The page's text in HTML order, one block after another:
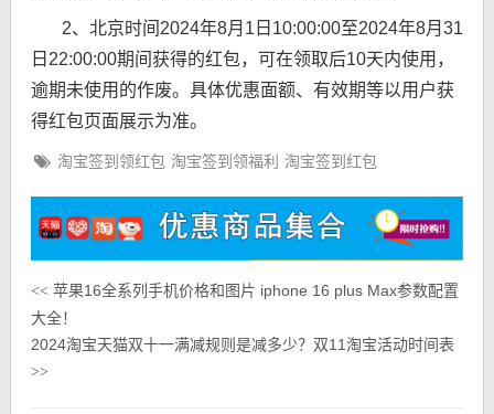
2、北京时间2024年8月1日10:00:00至2024年8月31
日22:00:00期间获得的红包，可在领取后10天内使用，
逾期未使用的作废。具体优惠面额、有效期等以用户获
得红包页面展示为准。
淘宝签到领红包 淘宝签到领福利 淘宝签到红包
<<苹果16全系列手机价格和图片 ‌iphone 16 plus ‌Max参数配置
大全！
2024淘宝天猫双十一满减规则是减多少？双11淘宝活动时间表
>>